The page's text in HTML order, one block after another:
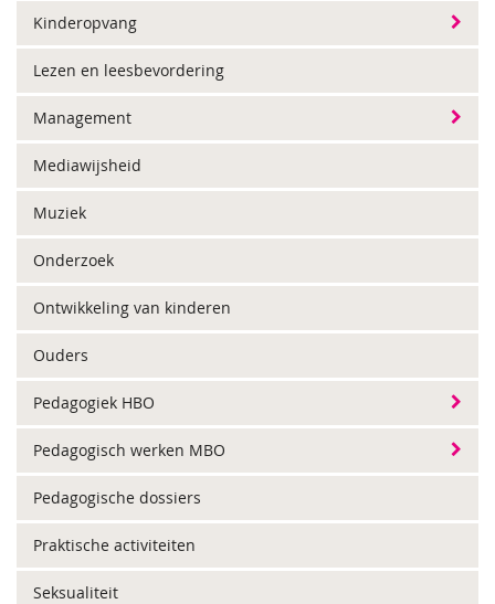
Kinderopvang
Lezen en leesbevordering
Management
Mediawijsheid
Muziek
Onderzoek
Ontwikkeling van kinderen
Ouders
Pedagogiek HBO
Pedagogisch werken MBO
Pedagogische dossiers
Praktische activiteiten
Seksualiteit